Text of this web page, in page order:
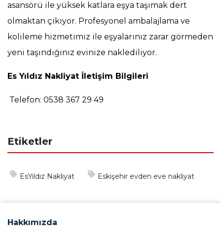
asansörü ile yüksek katlara eşya taşımak dert
olmaktan çıkıyor. Profesyonel ambalajlama ve
kolileme hizmetimiz ile eşyalarınız zarar görmeden
yeni taşındığınız evinize naklediliyor.
Es Yıldız Nakliyat İletişim Bilgileri
Telefon: 0538 367 29 49
Etiketler
EsYıldız Nakliyat Eskişehir evden eve nakliyat
Hakkımızda